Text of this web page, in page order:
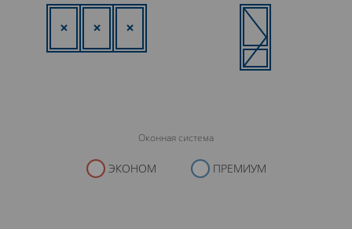
Оконная система
ЭКОНОМ ПРЕМИУМ